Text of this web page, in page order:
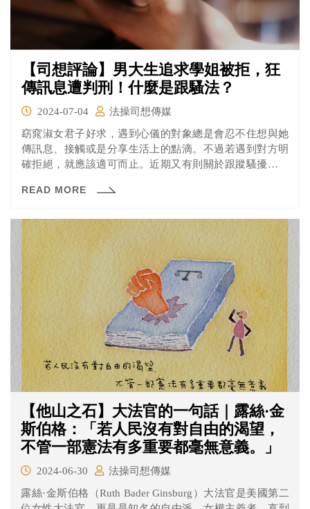
【司想評論】男大生追求學姐被拒，狂
傳訊息遭判刑！什麼是跟騷法？
2024-07-04
法操司想傳媒
窈窕淑女君子好求，遇到心儀的對象總是會忍不住想與她
傳訊息、接觸或是分享生活上的點滴。不過若遇到對方明
確拒絕，就應該適可而止。近期又有則關於跟蹤騷擾的新
絕，竟然以LINE等方式，涉嫌騷擾對方長達年餘，被橋頭
楊姓男大生騷擾行為高達26次。
READ MORE
【他山之石】大法官的一句話｜露絲·金
斯伯格：「若人民沒有對自由的渴望，
不管一部憲法有多重要都毫無意義。」
2024-06-30
法操司想傳媒
露絲·金斯伯格（Ruth Bader Ginsburg）大法官是美國第二